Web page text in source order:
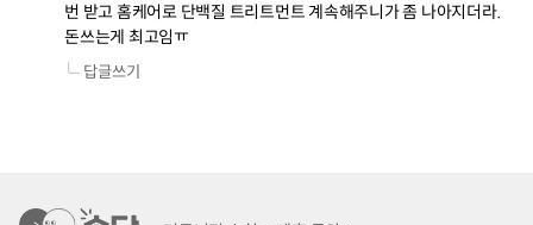
번 받고 홈케어로 단백질 트리트먼트 계속해주니가 좀 나아지더라.
돈쓰는게 최고임ㅠ
답글쓰기